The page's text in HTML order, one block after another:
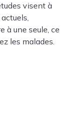
visent à
à une seule, ce
les malades.